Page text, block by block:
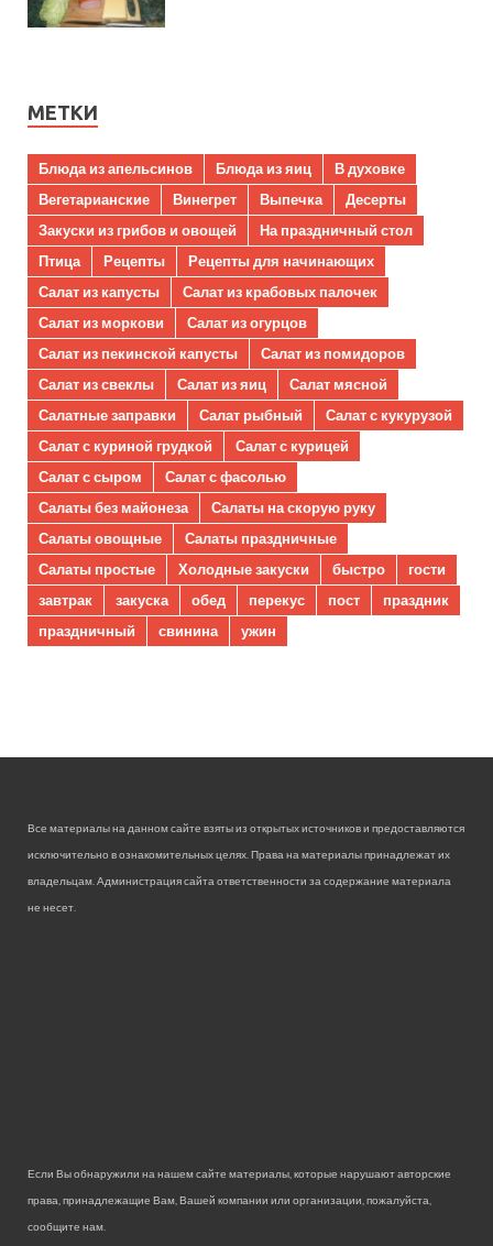
МЕТКИ
Блюда из апельсинов Блюда из яиц
В духовке
Вегетарианские
Винегрет Выпечка
Десерты
Закуски из грибов и овощей
На праздничный стол
Птица
Рецепты
Рецепты для начинающих
Салат из капусты
Салат из крабовых палочек
Салат из моркови
Салат из огурцов
Салат из пекинской капусты
Салат из помидоров
Салат из свеклы
Салат из яиц
Салат мясной
Салатные заправки
Салат рыбный
Салат с кукурузой
Салат с куриной грудкой
Салат с курицей
Салат с сыром
Салат с фасолью
Салаты без майонеза
Салаты на скорую руку
Салаты овощные
Салаты праздничные
Салаты простые
Холодные закуски быстро
гости
завтрак
закуска обед перекус пост
праздник
праздничный
свинина ужин
Все материалы на данном сайте взяты из открытых источников и предоставляются
исключительно в ознакомительных целях. Права на материалы принадлежат их
владельцам. Администрация сайта ответственности за содержание материала
не несет.
Если Вы обнаружили на нашем сайте материалы, которые нарушают авторские
права, принадлежащие Вам, Вашей компании или организации, пожалуйста,
сообщите нам.